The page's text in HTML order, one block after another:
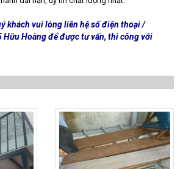
khách vui lòng liên hệ số điện thoại /
Hữu Hoàng để được tư vấn, thi công với